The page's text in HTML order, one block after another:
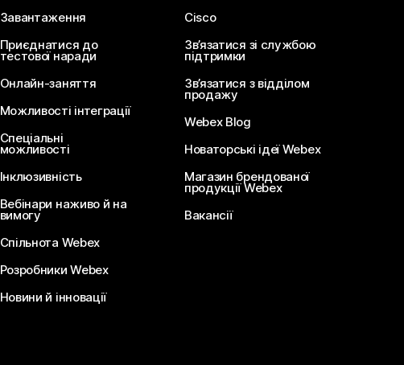
Завантаження
Приєднатися до
тестової наради
Онлайн-заняття
Можливості інтеграції
Спеціальні
можливості
Інклюзивність
Вебінари наживо й на
вимогу
Спільнота Webex
Розробники Webex
Новини й інновації
Cisco
Зв’язатися зі службою
підтримки
Зв’язатися з відділом
продажу
Webex Blog
Новаторські ідеї Webex
Магазин брендованої
продукції Webex
Вакансії